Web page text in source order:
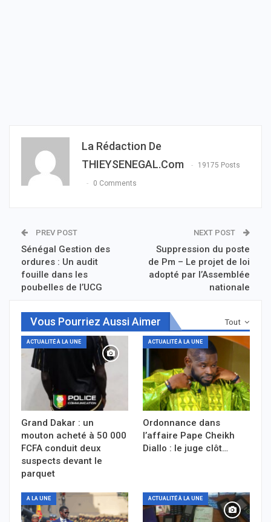
La Rédaction De
THIEYSENEGAL.com
19175 Posts
0 Comments
PREV POST
Sénégal Gestion des
ordures : Un audit
fouille dans les
poubelles de l’UCG
NEXT POST
Suppression du poste
de Pm – Le projet de loi
adopté par l’Assemblée
nationale
Tout
Vous Pourriez Aussi Aimer
ACTUALITÉ À LA UNE
Grand Dakar : un
mouton acheté à 50 000
FCFA conduit deux
suspects devant le
parquet
ACTUALITÉ À LA UNE
Ordonnance dans
l’affaire Pape Cheikh
Diallo : le juge clôt…
A LA UNE ACTUALITÉ À LA UNE